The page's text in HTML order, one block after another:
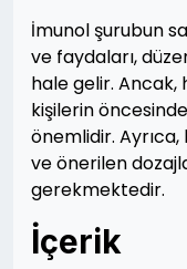
İmunol şurubun
ve faydaları,
hale gelir. Ancak,
kişilerin
önemlidir.
ve önerilen
gerekmektedir.
İçerik